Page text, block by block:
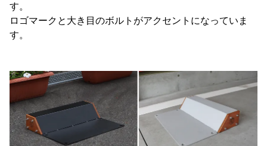
す。
ロゴマークと大き目のボルトがアクセントになっていま
す。